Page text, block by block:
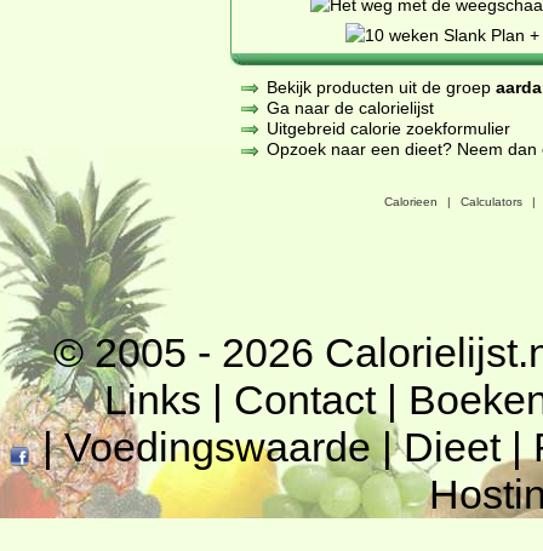
Bekijk producten uit de groep
Ga naar de calorielijst
Uitgebreid calorie zoekformulier
Opzoek naar een dieet? Neem
Calorieen | Calculators |
© 2005 - 2026
Links | Contact|
|Voedingswaarde|Dieet|